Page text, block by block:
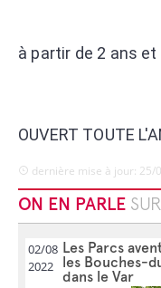
à partir de 2 ans et
OUVERT TOUTE
dernière mise à jour: 25/
ON EN PARLE
02/08
2022
Les Parcs
les Bouches-
dans le Var